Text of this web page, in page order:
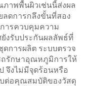
าพพื้นผิวเช่นนี้ส่งผล
ลดการกลึงขั้นที่สอง
ารควบคุมความ
งรับประกันผลลัพธ์ที่
การผลิต ระบบตรวจ
รักษาอุณหภูมิการให้
จึงไม่มีจุดร้อนหรือ
ต่อคุณสมบัติของวัสดุ